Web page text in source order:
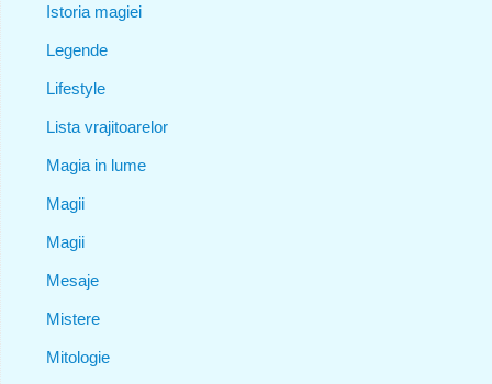
Istoria magiei
Legende
Lifestyle
Lista vrajitoarelor
Magia in lume
Magii
Magii
Mesaje
Mistere
Mitologie